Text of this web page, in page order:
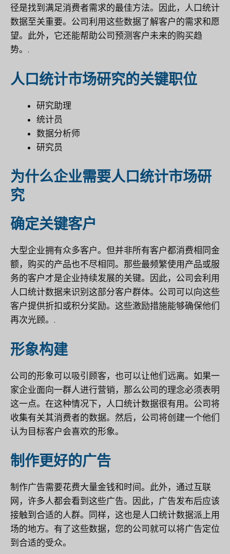
径是找到满足消费者需求的最佳方法。因此，人口统计
数据至关重要。公司利用这些数据了解客户的需求和愿
望。此外，它还能帮助公司预测客户未来的购买趋
势。.
人口统计市场研究的关键职位
研究助理
统计员
数据分析师
研究员
为什么企业需要人口统计市场研
究
确定关键客户
大型企业拥有众多客户。但并非所有客户都消费相同金
额，购买的产品也不尽相同。那些最频繁使用产品或服
务的客户才是企业持续发展的关键。因此，公司会利用
人口统计数据来识别这部分客户群体。公司可以向这些
客户提供折扣或积分奖励。这些激励措施能够确保他们
再次光顾。.
形象构建
公司的形象可以吸引顾客，也可以让他们远离。如果一
家企业面向一群人进行营销，那么公司的理念必须表明
这一点。在这种情况下，人口统计数据很有用。公司将
收集有关其消费者的数据。然后，公司将创建一个他们
认为目标客户会喜欢的形象。
制作更好的广告
制作广告需要花费大量金钱和时间。此外，通过互联
网，许多人都会看到这些广告。因此，广告发布后应该
接触到合适的人群。同样，这也是人口统计数据派上用
场的地方。有了这些数据，您的公司就可以将广告定位
到合适的受众。